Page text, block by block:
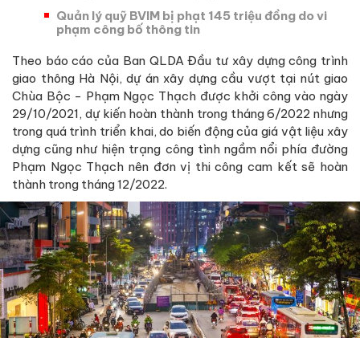
Quản lý quỹ BVIM bị phạt 145 triệu đồng do vi
phạm công bố thông tin
Theo báo cáo của Ban QLDA Đầu tư xây dựng công trình
giao thông Hà Nội, dự án xây dựng cầu vượt tại nút giao
Chùa Bộc - Phạm Ngọc Thạch được khởi công vào ngày
29/10/2021, dự kiến hoàn thành trong tháng 6/2022 nhưng
trong quá trình triển khai, do biến động của giá vật liệu xây
dựng cũng như hiện trạng công tình ngầm nổi phía đường
Phạm Ngọc Thạch nên đơn vị thi công cam kết sẽ hoàn
thành trong tháng 12/2022.